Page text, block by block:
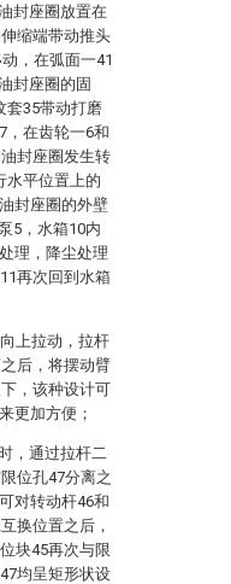
封座圈放置在
缩端带动推头
，在弧面一41
封座圈的固
套35带动打磨
，在齿轮一6和
封座圈发生转
水平位置上的
封座圈的外壁
5，水箱10内
理，降尘处理
再次回到水箱
上拉动，拉杆
后，将摆动臂
，该种设计可
更加方便；
，通过拉杆二
位孔47分离之
对转动杆46和
换位置之后，
块45再次与限
均呈矩形状设